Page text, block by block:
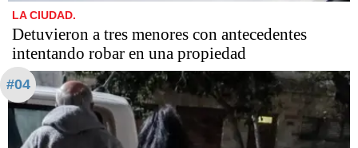
LA CIUDAD.
Detuvieron a tres menores con antecedentes
intentando robar en una propiedad
#04